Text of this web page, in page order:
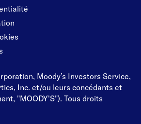
Moody’s Investors Service,
Inc. et/ou leurs concédants et
"MOODY'S"). Tous droits